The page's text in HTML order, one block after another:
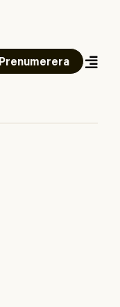
Prenumerera